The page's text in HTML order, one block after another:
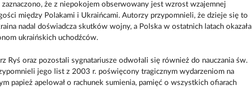
że z niepokojem obserwowany jest wzrost wzajemnej
między Polakami i Ukraińcami. Autorzy przypomnieli, że dzieje się to
nadal doświadcza skutków wojny, a Polska w ostatnich latach okazała
ukraińskich uchodźców.
Ryś oraz pozostali sygnatariusze odwołali się również do nauczania św.
jego list z 2003 r. poświęcony tragicznym wydarzeniom na
papież apelował o rachunek sumienia, pamięć o wszystkich ofiarach